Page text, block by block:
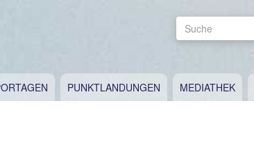
Suche
PUNKTLANDUNGEN MEDIATHEK